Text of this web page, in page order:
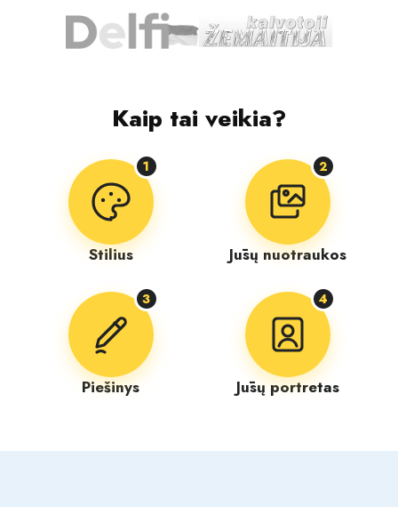
Kaip tai veikia?
1
Stilius
2
Jūsų nuotraukos
3
Piešinys
4
Jūsų portretas